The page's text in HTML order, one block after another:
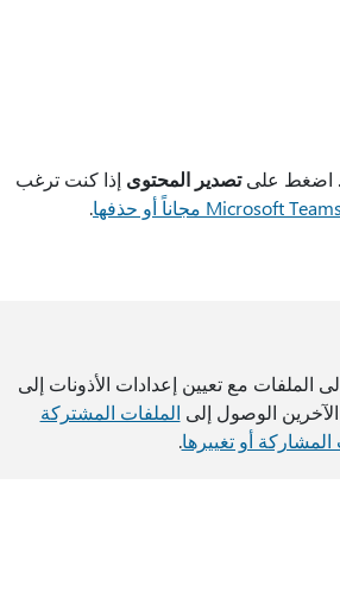
اضغط علىتصدير المحتوى إذا كنت ترغب
.
مع تعيين إعدادات الأذونات إلى
الآخرين الوصول إلى الملفات المشتركة
المشاركة أو تغييرها.